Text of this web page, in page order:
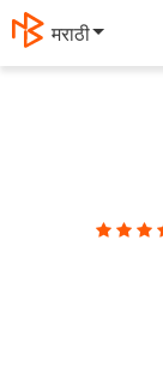
मराठी